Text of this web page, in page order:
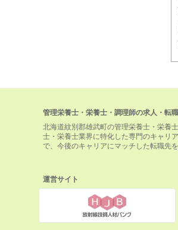
管理栄養士・栄養士・調理師の求人・転
北海道紋別郡雄武町の管理栄養士・栄養
士・栄養士業界に特化した専門のキャリ
で、今後のキャリアにマッチした転職先
運営サイト